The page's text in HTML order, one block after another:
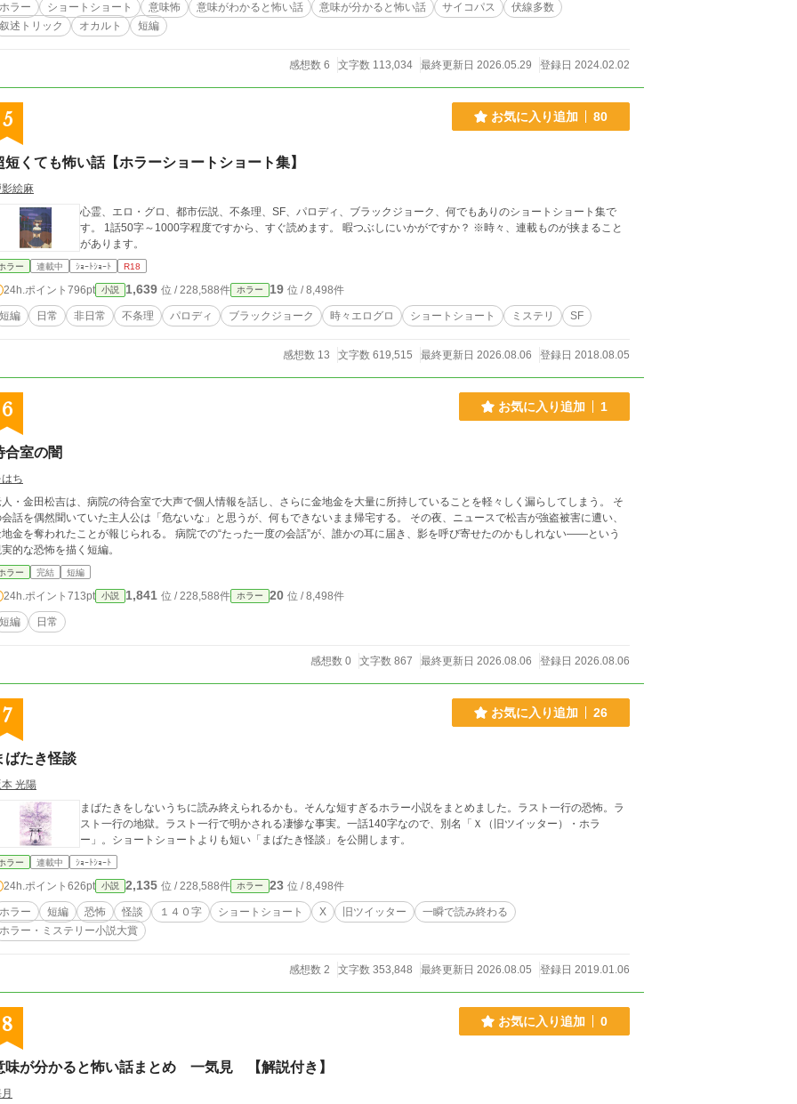
ホラー ショートショート 意味怖 意味がわかると怖い話 意味が分かると怖い話 サイコパス
伏線多数
叙述トリック
オカルト 短編
感想数 6 文字数 113,034 最終更新日 2026.05.29 登録日 2024.02.02
5 お気に入り追加 80
短くても怖い話【ホラーショートショート集】
絵麻
心霊、エロ・グロ、都市伝説、不条理、SF、パロディ、ブラックジョーク、何でもありのショートショート集で
す。 1話50字～1000字程度ですから、すぐ読めます。 暇つぶしにいかがですか？ ※時々、連載ものが挟まること
があります。
ラー 連載中 ｼｮｰﾄｼｮｰﾄ R18
24h.ポイント 796pt 小説 1,639 位 / 228,588件 ホラー 19 位 / 8,498件
短編 日常 非日常 不条理 パロディ ブラックジョーク 時々エログロ ショートショート ミステリ SF
感想数 13 文字数 619,515 最終更新日 2026.08.06 登録日 2018.08.05
6 お気に入り追加 1
合室の闇
ち
・金田松吉は、病院の待合室で大声で個人情報を話し、さらに金地金を大量に所持していることを軽々しく漏らしてしまう。 そ
話を偶然聞いていた主人公は「危ないな」と思うが、何もできないまま帰宅する。 その夜、ニュースで松吉が強盗被害に遭い、
金を奪われたことが報じられる。 病院での“たった一度の会話”が、誰かの耳に届き、影を呼び寄せたのかもしれない――という
的な恐怖を描く短編。
ラー 完結 短編
24h.ポイント 713pt 小説 1,841 位 / 228,588件 ホラー 20 位 / 8,498件
短編 日常
感想数 0 文字数 867 最終更新日 2026.08.06 登録日 2026.08.06
7 お気に入り追加 26
ばたき怪談
光陽
まばたきをしないうちに読み終えられるかも。そんな短すぎるホラー小説をまとめました。ラスト一行の恐怖。ラ
スト一行の地獄。ラスト一行で明かされる凄惨な事実。一話140字なので、別名「Ｘ（旧ツイッター）・ホラ
ー」。ショートショートよりも短い「まばたき怪談」を公開します。
ラー 連載中 ｼｮｰﾄｼｮｰﾄ
24h.ポイント 626pt 小説 2,135 位 / 228,588件 ホラー 23 位 / 8,498件
ホラー 短編 恐怖 怪談 １４０字 ショートショート X 旧ツイッター
一瞬で読み終わる
ホラー・ミステリー小説大賞
感想数 2 文字数 353,848 最終更新日 2026.08.05 登録日 2019.01.06
8 お気に入り追加 0
味が分かると怖い話まとめ 一気見 【解説付き】